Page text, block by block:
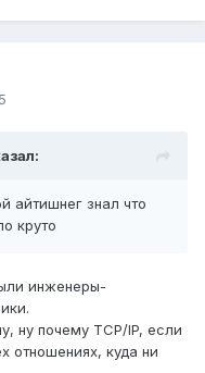
айтишнег знал что
круто
инженеры-
ну почему TCP/IP, если
отношениях, куда ни